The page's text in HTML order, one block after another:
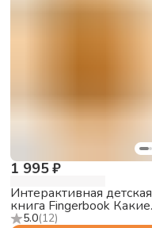
5.0(12)
1 995 ₽
Интерактивная детская
книга Fingerbook Какие
бывают животные